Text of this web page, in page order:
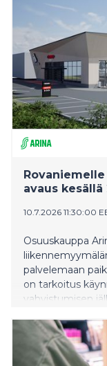
avaus kesällä
10.7.2026 11:30:00
Osuuskauppa
palvelemaan
on tarkoitus
vahvistumisen
noin 10,7